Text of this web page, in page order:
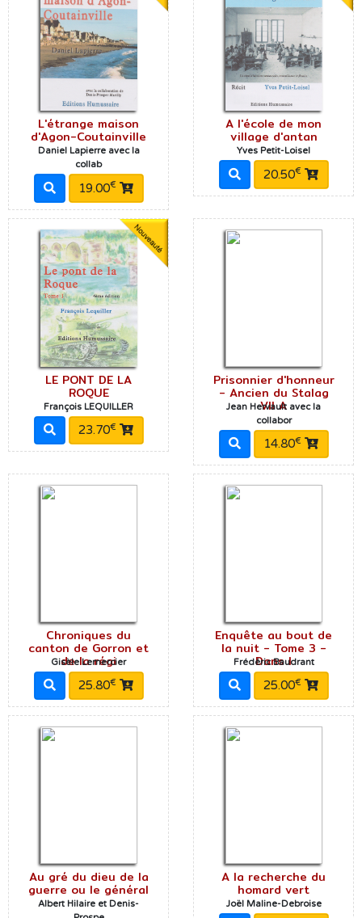
L'étrange maison
d'Agon-Coutainville
Daniel Lapierre avec la
collab
19.00€
A l'école de mon
village d'antan
Yves Petit-Loisel
20.50€
LE PONT DE LA
ROQUE
François LEQUILLER
23.70€
Prisonnier d'honneur
- Ancien du Stalag
VII A
Jean Hervault avec la
collabor
14.80€
Chroniques du
canton de Gorron et
de la régi
Gisèle Lemercier
25.80€
Enquête au bout de
la nuit - Tome 3 -
Dans l
Frédéric Baudrant
25.00€
Au gré du dieu de la
guerre ou le général
Albert Hilaire et Denis-
A la recherche du
homard vert
Joël Maline-Debroise